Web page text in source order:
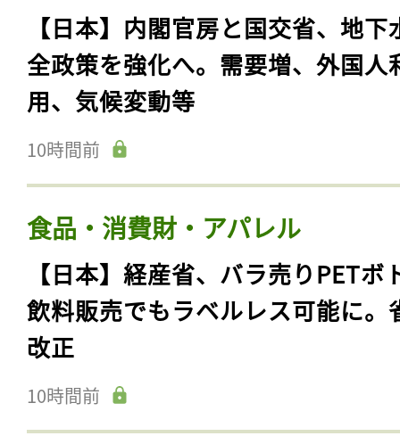
【日本】内閣官房と国交省、地下
全政策を強化へ。需要増、外国人
用、気候変動等
10時間前
食品・消費財・アパレル
【日本】経産省、バラ売りPETボ
飲料販売でもラベルレス可能に。
改正
10時間前